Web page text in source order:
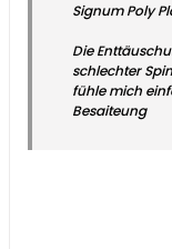
Signum Poly
Die
schlechter
fühle mich
Besaiteung